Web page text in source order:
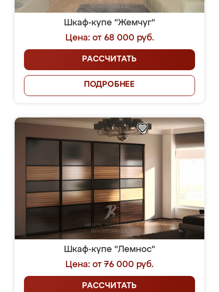
Шкаф-купе "Жемчуг"
Цена: от 68 000 руб.
РАССЧИТАТЬ
ПОДРОБНЕЕ
Шкаф-купе "Лемнос"
Цена: от 76 000 руб.
РАССЧИТАТЬ